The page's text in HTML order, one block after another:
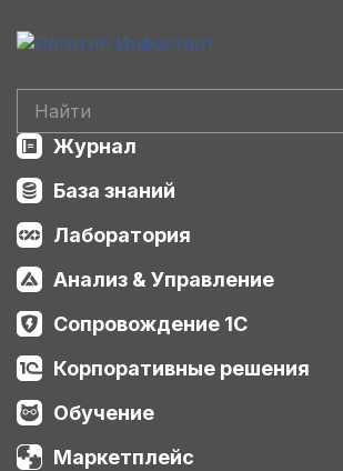
Журнал
База знаний
Лаборатория
Анализ & Управление
Сопровождение 1С
Корпоративные решения
Обучение
Маркетплейс